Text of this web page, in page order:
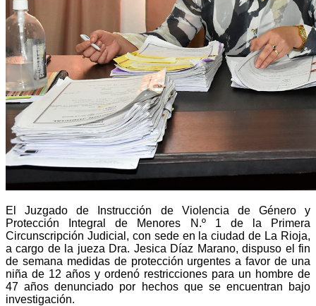
El Juzgado de Instrucción de Violencia de Género y
Protección Integral de Menores N.º 1 de la Primera
Circunscripción Judicial, con sede en la ciudad de La Rioja,
a cargo de la jueza Dra. Jesica Díaz Marano, dispuso el fin
de semana medidas de protección urgentes a favor de una
niña de 12 años y ordenó restricciones para un hombre de
47 años denunciado por hechos que se encuentran bajo
investigación.